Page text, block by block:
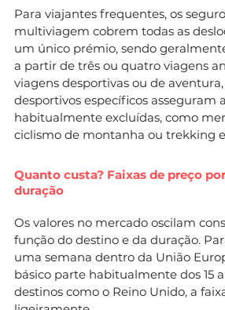
Para viajantes frequentes, os
multiviagem cobrem todas as
um único prémio, sendo
a partir de três ou quatro viagens
viagens desportivas ou de
desportivos específicos asseguram
habitualmente excluídas, como
ciclismo de montanha ou trekking
Quanto custa? Faixas de preço
duração
Os valores no mercado oscilam
função do destino e da duração.
uma semana dentro da União
básico parte habitualmente dos 15
destinos como o Reino Unido, a